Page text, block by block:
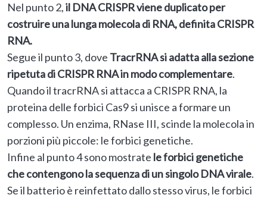
Nel punto 2,il DNA CRISPR viene duplicato per
costruire una lunga molecola di RNA, definita CRISPR
RNA.
Segue il punto 3, dove TracrRNA si adatta alla sezione
ripetuta di CRISPR RNA in modo complementare.
Quando il tracrRNA si attacca a CRISPR RNA, la
proteina delle forbici Cas9 si unisce a formare un
complesso. Un enzima, RNase III, scinde la molecola in
porzioni più piccole: le forbici genetiche.
Infine al punto 4 sono mostrate le forbici genetiche
che contengono la sequenza di un singolo DNA virale.
Se il batterio è reinfettato dallo stesso virus, le forbici